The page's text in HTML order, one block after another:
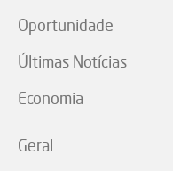
Oportunidade
Últimas Notícias
Economia
Geral